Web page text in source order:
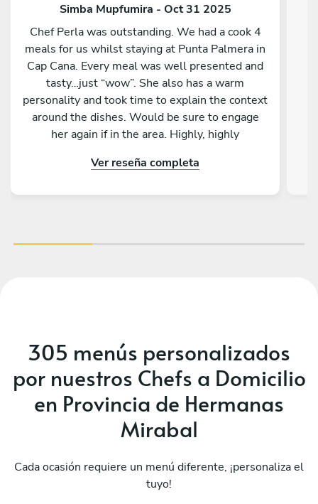
Simba Mupfumira - Oct 31 2025
Chef Perla was outstanding. We had a cook 4
meals for us whilst staying at Punta Palmera in
Cap Cana. Every meal was well presented and
tasty…just “wow”. She also has a warm
personality and took time to explain the context
around the dishes. Would be sure to engage
her again if in the area. Highly, highly
Ver reseña completa
305 menús personalizados
por nuestros Chefs a Domicilio
en Provincia de Hermanas
Mirabal
Cada ocasión requiere un menú diferente, ¡personaliza el
tuyo!